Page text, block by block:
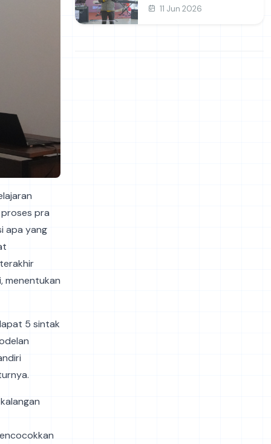
pra
apa yang
menentukan
5 sintak
dan Prakarya
11 Jun 2026